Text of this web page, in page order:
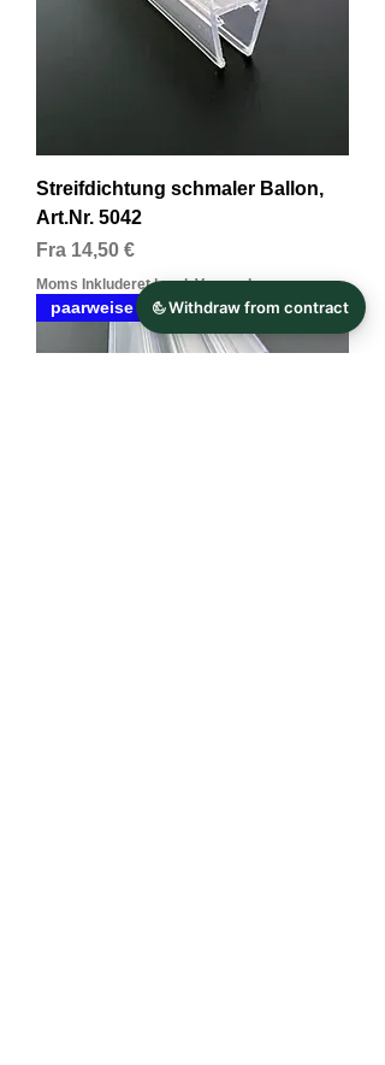
Streifdichtung schmaler Ballon,
Art.Nr. 5042
Fra 14,50 €
Salgspris
Moms Inkluderet|zzgl. Versand
paarweise